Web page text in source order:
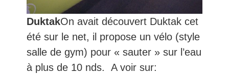
DuktakOn avait découvert Duktak cet
été sur le net, il propose un vélo (style
salle de gym) pour « sauter » sur l’eau
à plus de 10 nds. A voir sur: